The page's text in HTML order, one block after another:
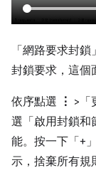
「網路要求封
封鎖要求，這個
依序點選 ⋮ >「
選「啟用封鎖和
能。按一下「+」
示，捨棄所有規